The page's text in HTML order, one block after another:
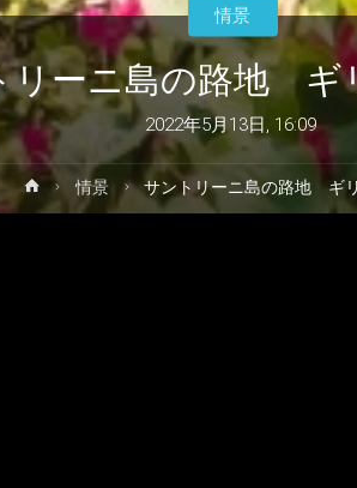
へ
ス
キ
リーニ島の路地 ギ
2022年5月13日, 16:09
情景
ホ
ー
情景 サントリーニ島の路地 ギ